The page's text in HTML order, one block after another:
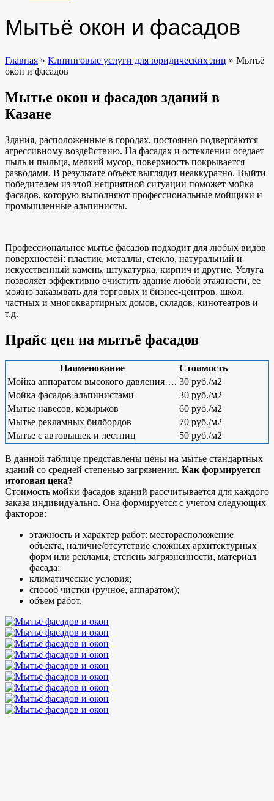
Мытьё окон и фасадов
Главная » Клнинговые услуги для юридических лиц » Мытьё
окон и фасадов
Мытье окон и фасадов зданий в
Казане
Здания, расположенные в городах, постоянно подвергаются
агрессивному воздействию. На фасадах и остеклении оседает
пыль и пыльца, мелкий мусор, поверхность покрывается
разводами. В результате объект выглядит неаккуратно. Выйти
победителем из этой неприятной ситуации поможет мойка
фасадов, которую выполняют профессиональные мойщики и
промышленные альпинисты.
Профессиональное мытье фасадов подходит для любых видов
поверхностей: пластик, металлы, стекло, натуральный и
искусственный камень, штукатурка, кирпич и другие. Услуга
позволяет эффективно очистить здание любой этажности, ее
можно заказывать для торговых и бизнес-центров, школ,
частных и многоквартирных домов, складов, кинотеатров и
т.д.
Прайс цен на мытьё фасадов
Наименование
Стоимость
Мойка аппаратом высокого давления…. 30 руб./м2
Мойка фасадов альпинистами
30 руб./м2
Мытье навесов, козырьков
60 руб./м2
Мытье рекламных билбордов
70 руб./м2
Мытье с автовышек и лестниц
50 руб./м2
В данной таблице представлены цены на мытье стандартных
зданий со средней степенью загрязнения. Как формируется
итоговая цена?
Стоимость мойки фасадов зданий рассчитывается для каждого
заказа индивидуально. Она формируется с учетом следующих
факторов:
этажность и характер работ: месторасположение
объекта, наличие/отсутствие сложных архитектурных
форм или рекламы, степень загрязненности, материал
фасада;
климатические условия;
способ чистки (ручное, аппаратом);
объем работ.